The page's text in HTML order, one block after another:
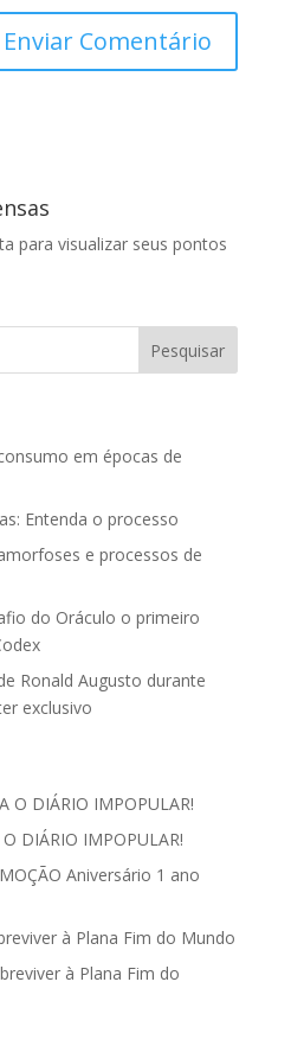
para visualizar seus pontos
em épocas de
Entenda o processo
e processos de
do Oráculo o primeiro
Ronald Augusto durante
exclusivo
O DIÁRIO IMPOPULAR!
O DIÁRIO IMPOPULAR!
Aniversário 1 ano
à Plana Fim do Mundo
à Plana Fim do